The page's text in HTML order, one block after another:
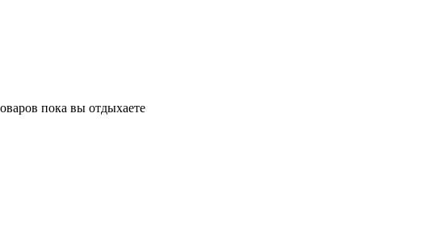
пока вы отдыхаете